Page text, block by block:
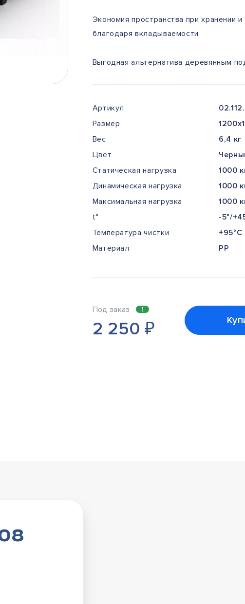
Экономия пространства при хранении
благодаря вкладываемости
Выгодная альтернатива деревянным
Артикул
Размер
Вес
6,4 кг
Цвет
Статическая нагрузка
1000
Динамическая нагрузка
1000
Максимальная нагрузка
1000
t°
-5°/
Температура чистки
+95°С
Материал
PP
Под заказ
2 250 ₽